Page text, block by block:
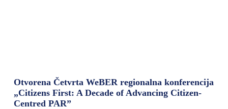
Otvorena Četvrta WeBER regionalna konferencija
„Citizens First: A Decade of Advancing Citizen-
Centred PAR”